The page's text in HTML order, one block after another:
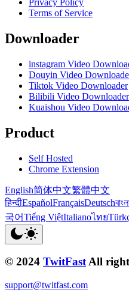
Privacy Policy
Terms of Service
Downloader
instagram Video
Douyin Video
Tiktok Video Downloader
Bilibili Video Downloader
Kuaishou Video
Product
Self Hosted
Chrome Extension
English简体中文繁體中文
हिन्दीEspañolFrançaisDeutsch
국어Tiếng ViệtItalianoไทย
© 2024 TwitFastAll
support@twitfast.com